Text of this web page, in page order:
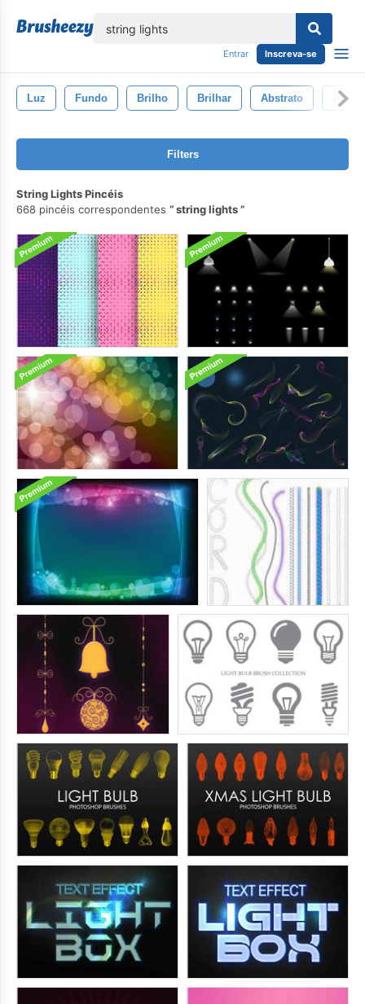
Entrar Inscreva-se
Luz Fundo Brilho Brilhar Abstrato Azul
Filters
String Lights Pincéis
668 pincéis correspondentes
string lights